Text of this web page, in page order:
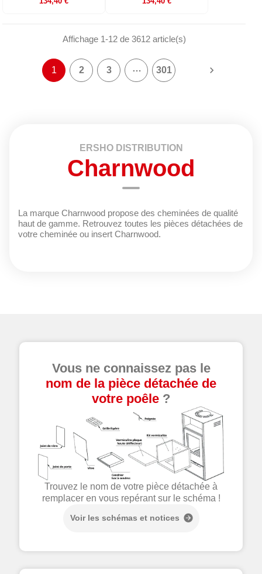
Affichage 1-12 de 3612 article(s)
1 2 3 … 301 
ERSHO DISTRIBUTION
Charnwood
La marque Charnwood propose des cheminées de qualité
haut de gamme. Retrouvez toutes les pièces détachées de
votre cheminée ou insert Charnwood.
Vous ne connaissez pas le
nom de la pièce détachée de
votre poêle ?
Trouvez le nom de votre pièce détachée à
remplacer en vous repérant sur le schéma !
Voir les schémas et notices